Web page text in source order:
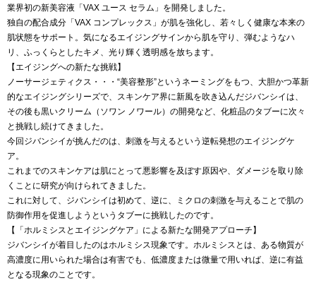
業界初の新美容液「VAX ユース セラム」を開発しました。
独自の配合成分「VAX コンプレックス」が肌を強化し、若々しく健康な本来の
肌状態をサポート。気になるエイジングサインから肌を守り、弾むようなハ
リ、ふっくらとしたキメ、光り輝く透明感を放ちます。
【エイジングへの新たな挑戦】
ノーサージェティクス・・・“美容整形”というネーミングをもつ、大胆かつ革新
的なエイジングシリーズで、スキンケア界に新風を吹き込んだジバンシイは、
その後も黒いクリーム（ソワン ノワール）の開発など、化粧品のタブーに次々
と挑戦し続けてきました。
今回ジバンシイが挑んだのは、刺激を与えるという逆転発想のエイジングケ
ア。
これまでのスキンケアは肌にとって悪影響を及ぼす原因や、ダメージを取り除
くことに研究が向けられてきました。
これに対して、ジバンシイは初めて、逆に、ミクロの刺激を与えることで肌の
防御作用を促進しようというタブーに挑戦したのです。
【「ホルミシスとエイジングケア」による新たな開発アプローチ】
ジバンシイが着目したのはホルミシス現象です。ホルミシスとは、ある物質が
高濃度に用いられた場合は有害でも、低濃度または微量で用いれば、逆に有益
となる現象のことです。